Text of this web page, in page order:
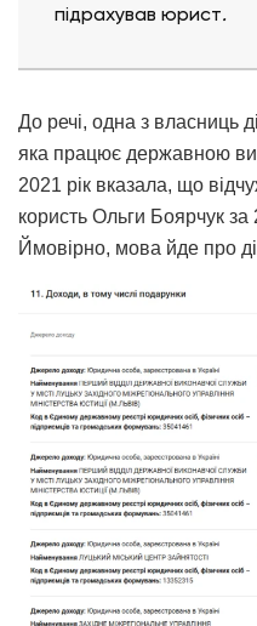
підрахував юрист.
До речі, одна з власниць
яка працює державною
2021 рік вказала, що
користь Ольги Боярчук за
Ймовірно, мова йде про